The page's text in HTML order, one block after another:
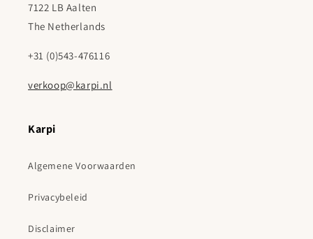
7122 LB Aalten
The Netherlands
+31 (0)543-476116
verkoop@karpi.nl
Karpi
Algemene Voorwaarden
Privacybeleid
Disclaimer